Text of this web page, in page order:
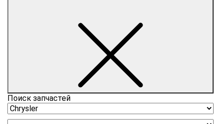
Поиск запчастей